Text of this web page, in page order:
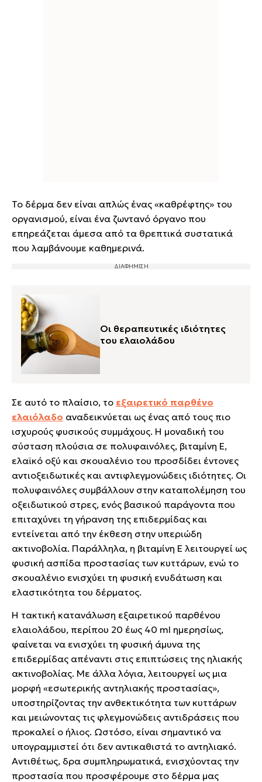
Το δέρμα δεν είναι απλώς ένας «καθρέφτης» του
οργανισμού, είναι ένα ζωντανό όργανο που
επηρεάζεται άμεσα από τα θρεπτικά συστατικά
που λαμβάνουμε καθημερινά.
Οι θεραπευτικές ιδιότητες
του ελαιολάδου
Σε αυτό το πλαίσιο, το εξαιρετικό παρθένο
ελαιόλαδο αναδεικνύεται ως ένας από τους πιο
ισχυρούς φυσικούς συμμάχους. Η μοναδική του
σύσταση πλούσια σε πολυφαινόλες, βιταμίνη Ε,
ελαϊκό οξύ και σκουαλένιο του προσδίδει έντονες
αντιοξειδωτικές και αντιφλεγμονώδεις ιδιότητες. Οι
πολυφαινόλες συμβάλλουν στην καταπολέμηση του
οξειδωτικού στρες, ενός βασικού παράγοντα που
επιταχύνει τη γήρανση της επιδερμίδας και
εντείνεται από την έκθεση στην υπεριώδη
ακτινοβολία. Παράλληλα, η βιταμίνη Ε λειτουργεί ως
φυσική ασπίδα προστασίας των κυττάρων, ενώ το
σκουαλένιο ενισχύει τη φυσική ενυδάτωση και
ελαστικότητα του δέρματος.
Η τακτική κατανάλωση εξαιρετικού παρθένου
ελαιολάδου, περίπου 20 έως 40 ml ημερησίως,
φαίνεται να ενισχύει τη φυσική άμυνα της
επιδερμίδας απέναντι στις επιπτώσεις της ηλιακής
ακτινοβολίας. Με άλλα λόγια, λειτουργεί ως μια
μορφή «εσωτερικής αντηλιακής προστασίας»,
υποστηρίζοντας την ανθεκτικότητα των κυττάρων
και μειώνοντας τις φλεγμονώδεις αντιδράσεις που
προκαλεί ο ήλιος. Ωστόσο, είναι σημαντικό να
υπογραμμιστεί ότι δεν αντικαθιστά το αντηλιακό.
Αντιθέτως, δρα συμπληρωματικά, ενισχύοντας την
προστασία που προσφέρουμε στο δέρμα μας